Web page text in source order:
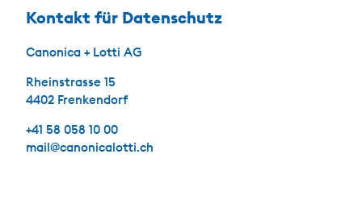
Kontakt für Datenschutz
Canonica + Lotti AG
Rheinstrasse 15
4402 Frenkendorf
+41 58 058 10 00
mail@canonicalotti.ch